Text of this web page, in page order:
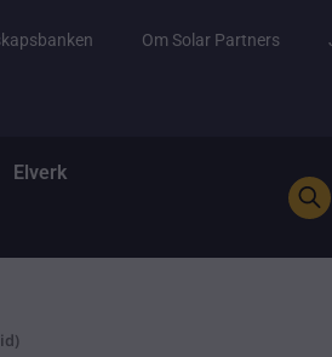
Om Solar Partners
Elbilsladdning
Elverk